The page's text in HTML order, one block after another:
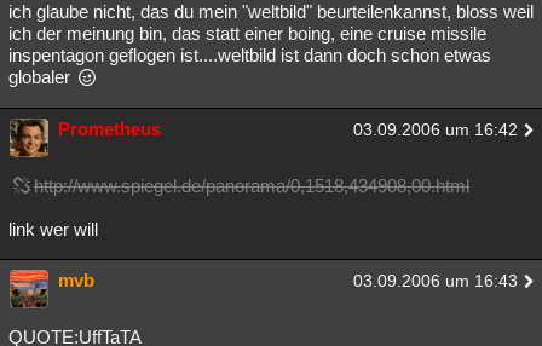
ich glaube nicht, das du mein "weltbild" beurteilenkannst, bloss weil
ich der meinung bin, das statt einer boing, eine cruise missile
inspentagon geflogen ist....weltbild ist dann doch schon etwas
globaler
Prometheus 03.09.2006 um 16:42
http://www.spiegel.de/panorama/0,1518,434908,00.html
link wer will
mvb 03.09.2006 um 16:43
QUOTE:UffTaTA